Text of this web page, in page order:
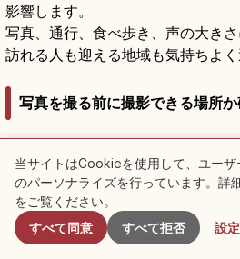
影響します。
写真、通行、食べ歩き、声の大きさ
訪れる人も迎える地域も気持ちよく
写真を撮る前に撮影できる場所
祇園町南側などでは、無断撮影や
り、私道での撮影が制限された経
場所かどうかを先に確認する姿勢
人を大きく写す写真、店先をふさ
影は控えましょう。
当サイトはCookieを使用して、ユー
のパーソナライズを行っています。詳
をご覧ください。
すべて同意
すべて拒否 設定